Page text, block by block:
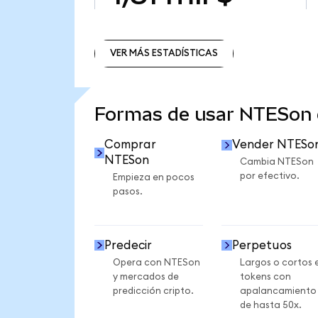
VER MÁS ESTADÍSTICAS
Formas de usar
Comprar
NTESon
Empieza en pocos
pasos.
Vender
Cambia NTESon
por efectivo.
Predecir
Opera con NTESon
y mercados de
predicción cripto.
Perpetuos
Largos o cortos
tokens con
apalancamiento
de hasta 50x.